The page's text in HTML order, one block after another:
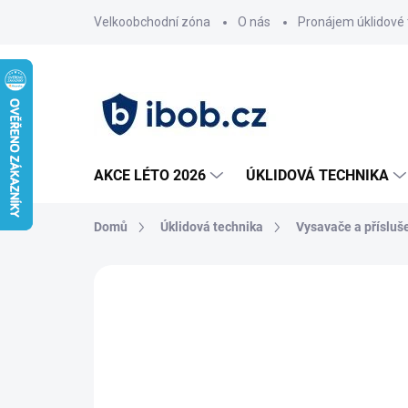
Velkoobchodní zóna O nás Pronájem
AKCE LÉTO 2026 ÚKLIDOVÁ TECHNIKA
Domů Úklidová technika Vysavače a